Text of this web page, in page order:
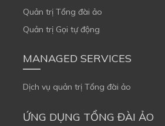
Quản trị Tổng đài ảo
Quản trị Gọi tự động
MANAGED SERVICES
Dịch vụ quản trị Tổng đài ảo
ỨNG DỤNG TỔNG ĐÀI ẢO